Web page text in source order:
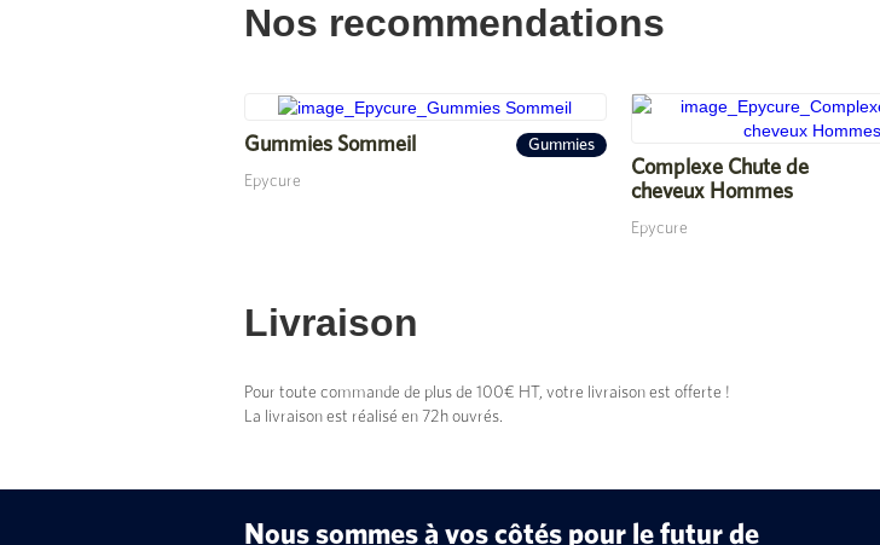
Nos recommendations
Gummies Sommeil Gummies
Epycure
Complexe Chute de
cheveux Hommes
Epycure
Livraison
Pour toute commande de plus de 100€ HT, votre livraison est offerte !
La livraison est réalisé en 72h ouvrés.
Nous sommes à vos côtés pour le futur de